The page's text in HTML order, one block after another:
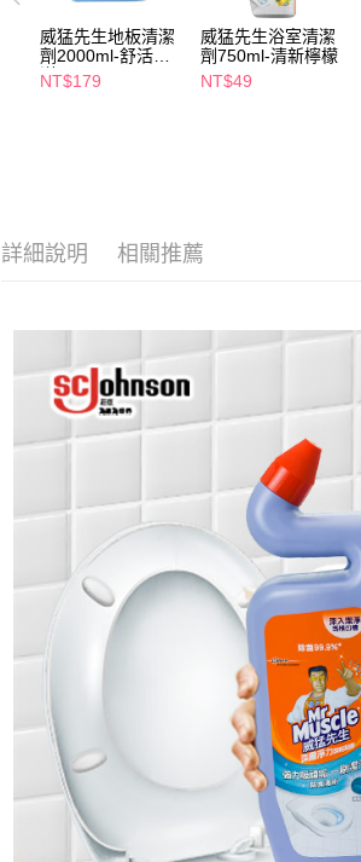
威猛先生地板清潔
劑2000ml-舒活海
洋
NT$179
威猛先生浴室清潔
劑750ml-清新檸檬
NT$49
詳細說明 相關推薦